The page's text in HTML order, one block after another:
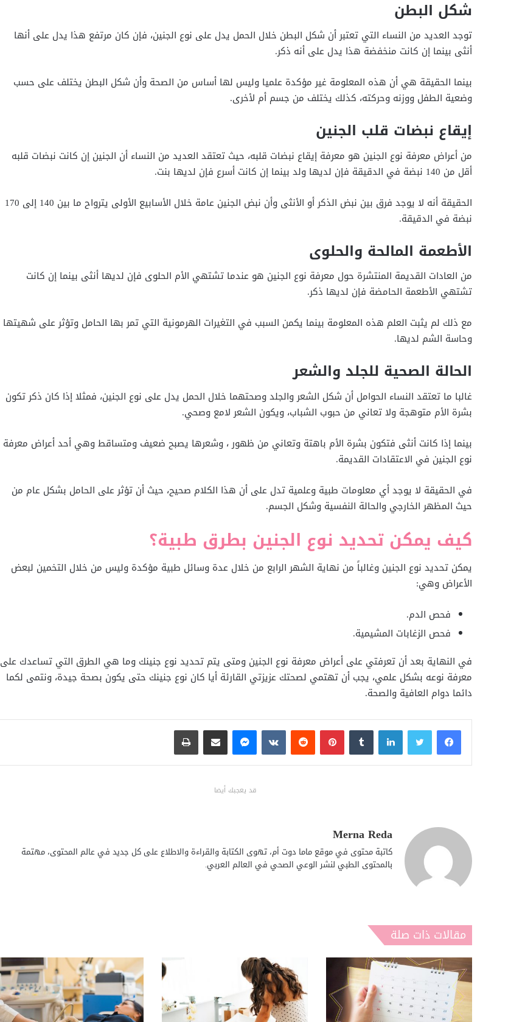
شكل البطن
توجد العديد من النساء التي تعتبر أن شكل البطن خلال الحمل يدل على نوع الجنين، فإن كان مرتفع هذا يدل على أنها
أنثى بينما إن كانت منخفضة هذا يدل على أنه ذكر.
بينما الحقيقة هي أن هذه المعلومة غير مؤكدة علميا وليس لها أساس من الصحة وأن شكل البطن يختلف على حسب
وضعية الطفل ووزنه وحركته، كذلك يختلف من جسم أم لأخرى.
إيقاع نبضات قلب الجنين
من أعراض معرفة نوع الجنين هو معرفة إيقاع نبضات قلبه، حيث تعتقد العديد من النساء أن الجنين إن كانت نبضات قلبه
أقل من 140 نبضة في الدقيقة فإن لديها ولد بينما إن كانت أسرع فإن لديها بنت.
الحقيقة أنه لا يوجد فرق بين نبض الذكر أو الأنثى وأن نبض الجنين عامة خلال الأسابيع الأولى يترواح ما بين 140 إلى 170
نبضة في الدقيقة.
الأطعمة المالحة والحلوى
من العادات القديمة المنتشرة حول معرفة نوع الجنين هو عندما تشتهي الأم الحلوى فإن لديها أنثى بينما إن كانت
تشتهي الأطعمة الحامضة فإن لديها ذكر.
مع ذلك لم يثبت العلم هذه المعلومة بينما يكمن السبب في التغيرات الهرمونية التي تمر بها الحامل وتؤثر على شهيتها
وحاسة الشم لديها.
الحالة الصحية للجلد والشعر
غالبا ما تعتقد النساء الحوامل أن شكل الشعر والجلد وصحتهما خلال الحمل يدل على نوع الجنين، فمثلا إذا كان ذكر تكون
بشرة الأم متوهجة ولا تعاني من حبوب الشباب، ويكون الشعر لامع وصحي.
بينما إذا كانت أنثى فتكون بشرة الأم باهتة وتعاني من ظهور ، وشعرها يصبح ضعيف ومتساقط وهي أحد أعراض معرفة
نوع الجنين في الاعتقادات القديمة.
في الحقيقة لا يوجد أي معلومات طبية وعلمية تدل على أن هذا الكلام صحيح، حيث أن تؤثر على الحامل بشكل عام من
حيث المظهر الخارجي والحالة النفسية وشكل الجسم.
كيف يمكن تحديد نوع الجنين بطرق طبية؟
يمكن تحديد نوع الجنين وغالباً من نهاية الشهر الرابع من خلال عدة وسائل طبية مؤكدة وليس من خلال التخمين لبعض
الأعراض وهي:
فحص الدم.
فحص الزغابات المشيمية.
في النهاية بعد أن تعرفتي على أعراض معرفة نوع الجنين ومتى يتم تحديد نوع جنينك وما هي الطرق التي تساعدك على
معرفة نوعه بشكل علمي، يجب أن تهتمي لصحتك عزيزتي القارئة أيا كان نوع جنينك حتى يكون بصحة جيدة، ونتمى لكما
دائما دوام العافية والصحة.
فيسبوكتويتر لينكدإن بينتيريست ماسنجر مشاركة عبر البريد طباعة
قد يعجبك أيضا
Merna Reda
كاتبة محتوى في موقع ماما دوت أم، تهوى الكتابة والقراءة والاطلاع على كل جديد في عالم المحتوى، مهتمة
بالمحتوى الطبي لنشر الوعي الصحي في العالم العربي.
مقالات ذات صلة